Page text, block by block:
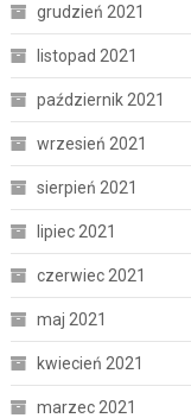
grudzień 2021
listopad 2021
październik 2021
wrzesień 2021
sierpień 2021
lipiec 2021
czerwiec 2021
maj 2021
kwiecień 2021
marzec 2021